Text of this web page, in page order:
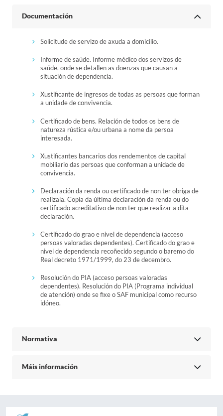
Documentación
Solicitude de servizo de axuda a domicilio.
Informe de saúde. Informe médico dos servizos de
saúde, onde se detallen as doenzas que causan a
situación de dependencia.
Xustificante de ingresos de todas as persoas que forman
a unidade de convivencia.
Certificado de bens. Relación de todos os bens de
natureza rústica e/ou urbana a nome da persoa
interesada.
Xustificantes bancarios dos rendementos de capital
mobiliario das persoas que conforman a unidade de
convivencia.
Declaración da renda ou certificado de non ter obriga de
realizala. Copia da última declaración da renda ou do
certificado acreditativo de non ter que realizar a dita
declaración.
Certificado do grao e nivel de dependencia (acceso
persoas valoradas dependentes). Certificado do grao e
nivel de dependencia recoñecido segundo o baremo do
Real decreto 1971/1999, do 23 de decembro.
Resolución do PIA (acceso persoas valoradas
dependentes). Resolución do PIA (Programa individual
de atención) onde se fixe o SAF municipal como recurso
idóneo.
Normativa
Máis información